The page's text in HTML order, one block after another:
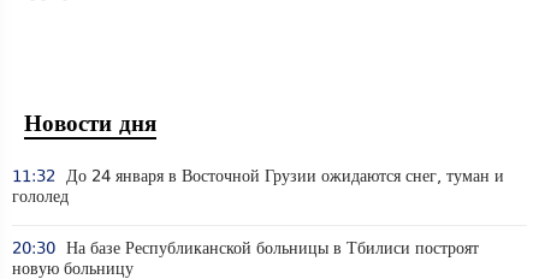
Новости дня
11:32
До 24 января в Восточной Грузии ожидаются снег, туман и
гололед
20:30 На базе Республиканской больницы в Тбилиси построят
новую больницу